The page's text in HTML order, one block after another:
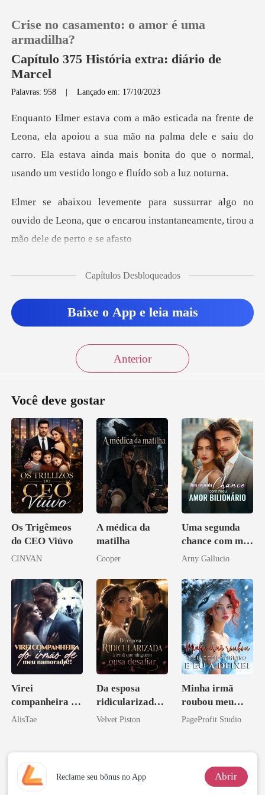
Loja
Histórico
Baixar App
Crise no casamento: o amor é uma
armadilha?
Capítulo 375 História extra: diário de
Marcel
Palavras: 958 |Lançado em: 17/10/2023
u a sua mão na palma dele e saiu do
carro. Ela estava ainda mais bonit
o no
ouvido de Leona, que o encarou instantan
Capítulos Desbloqueados
Baixe o App e leia mais
Anterior
Você deve gostar
Os Trigêmeos
do CEO Viúvo
CINVAN
A médica da
matilha
Cooper
Uma segunda
chance com meu
amor bilionário
Arny Gallucio
Virei
companheira do
irmão de meu
AlisTae
Da esposa
ridicularizada à
irmã que
Velvet Piston
Minha irmã
roubou meu
companheiro e
PageProfit Studio
Reclame seu bônus no App Abrir